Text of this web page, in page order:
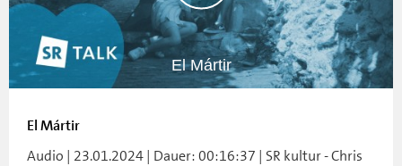
El Mártir
El Mártir
Audio | 23.01.2024 | Dauer: 00:16:37 | SR kultur - Chris